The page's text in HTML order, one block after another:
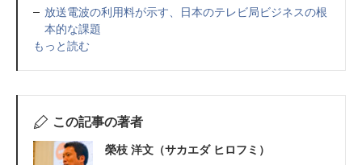
放送電波の利用料が示す、日本のテレビ局ビジネスの根
本的な課題
もっと読む
この記事の著者
榮枝 洋文（サカエダ ヒロフミ）